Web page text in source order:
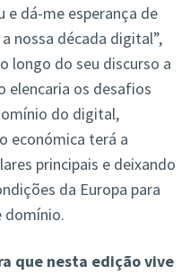
e dá-me esperança de
nossa década digital”,
longo do seu discurso a
elencaria os desafios
do digital,
económica terá a
principais e deixando
da Europa para
domínio.
que nesta edição vive